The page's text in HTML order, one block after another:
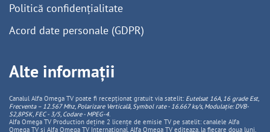
Politică confidențialitate
Acord date personale (GDPR)
Alte informații
Canalul Alfa Omega TV poate fi recepționat gratuit via satelit: Eutelsat 16A, 16 grade Est,
Frecventa – 12.567 Mhz, PolarizareVerticală, Symbol rate - 16.667 ks/s, Modulație: DVB-
S2,8PSK, FEC - 3/5, Codare - MPEG-4.
Alfa Omega TV Production deține 2 licențe de emisie TV pe satelit: canalele Alfa
Omega TV și Alfa Omega TV Internațional. Alfa Omega TV editeaza, la fiecare doua luni,